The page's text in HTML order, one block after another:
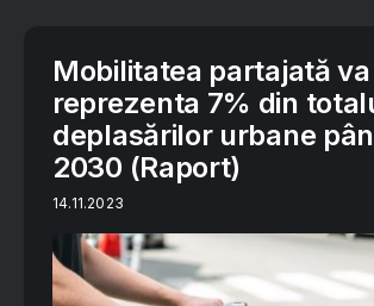
Mobilitatea partajată va
reprezenta 7% din
deplasărilor urbane
2030 (Raport)
14.11.2023